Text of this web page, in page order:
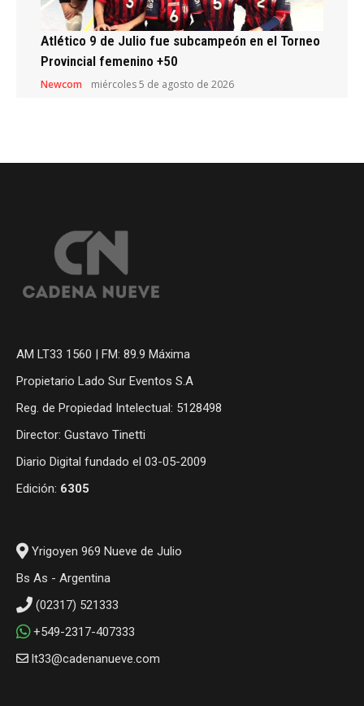
Atlético 9 de Julio fue subcampeón en el Torneo
Provincial femenino +50
Newcom miércoles 5 de agosto de 2026
AM LT33 1560 | FM: 89.9 Máxima
Propietario Lado Sur Eventos S.A
Reg. de Propiedad Intelectual: 5128498
Director: Gustavo Tinetti
Diario Digital fundado el 03-05-2009
Edición: 6305
Yrigoyen 969 Nueve de Julio
Bs As - Argentina
(02317) 521333
+549-2317-407333
lt33@cadenanueve.com